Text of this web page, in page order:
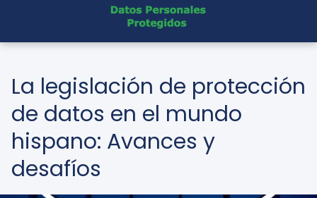
La legislación de protección
de datos en el mundo
hispano: Avances y
desafíos